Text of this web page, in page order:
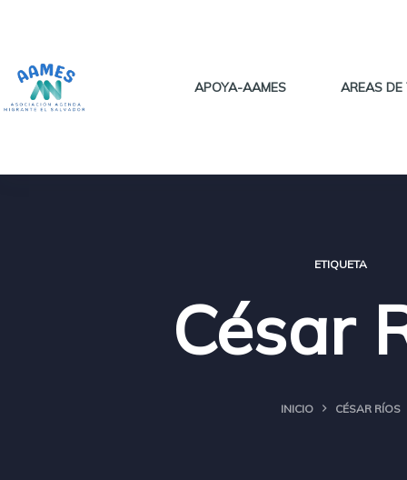
contenido
APOYA-AAMES AREAS DE
ETIQUETA
César
INICIO CÉSAR RÍOS